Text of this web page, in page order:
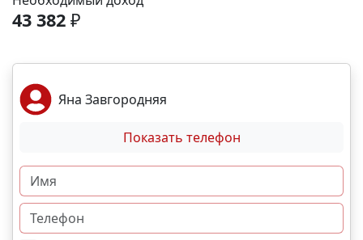
спортивные площадки. Благоустройство -
ландшафтный дизайн с зонами отдыха; -
комплексы для разных возрастов; - места для выгула
собак; - видеонаблюдение и КПП для безопасности.
Преимущества - сбалансированное сочетание цены
и качества; - развитая социальная инфраструктура в
шаговой доступности; - продуманное дворовое
пространство; - гибкая система рассрочек и
ипотечных программ. N5567
43 382 ₽
Яна Завгородняя
Показать телефон